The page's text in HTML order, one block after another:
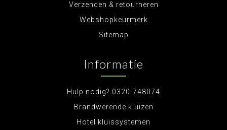
Verzenden & retourneren
Webshopkeurmerk
Sitemap
Informatie
Hulp nodig? 0320-748074
Brandwerende kluizen
Hotel kluissystemen